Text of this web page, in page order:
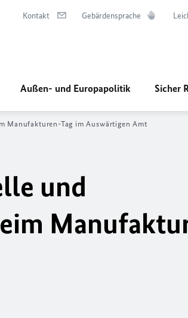
Kontakt Gebärdensprache
Außen- und Europapolitik Sicher
Manufakturen-Tag im Auswärtigen Amt
und